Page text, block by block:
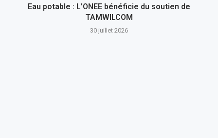
Eau potable : L’ONEE bénéficie du soutien de
TAMWILCOM
30 juillet 2026